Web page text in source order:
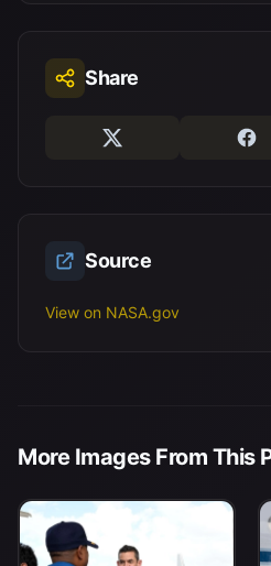
Share
Source
View on NASA.gov
More Images From This